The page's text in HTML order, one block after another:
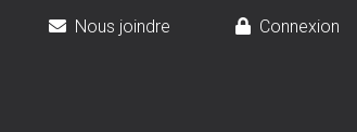
Nous joindre Connexion